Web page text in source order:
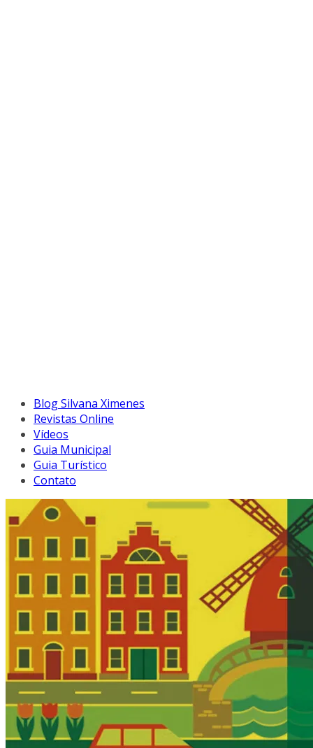
Blog Silvana Ximenes
Revistas Online
Vídeos
Guia Municipal
Guia Turístico
Contato